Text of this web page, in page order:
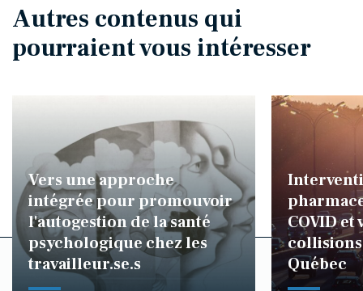
Autres contenus qui
pourraient vous intéresser
Vers une approche
intégrée pour promouvoir
l'autogestion de la santé
psychologique chez les
travailleur.se.s
COVID et
Québec